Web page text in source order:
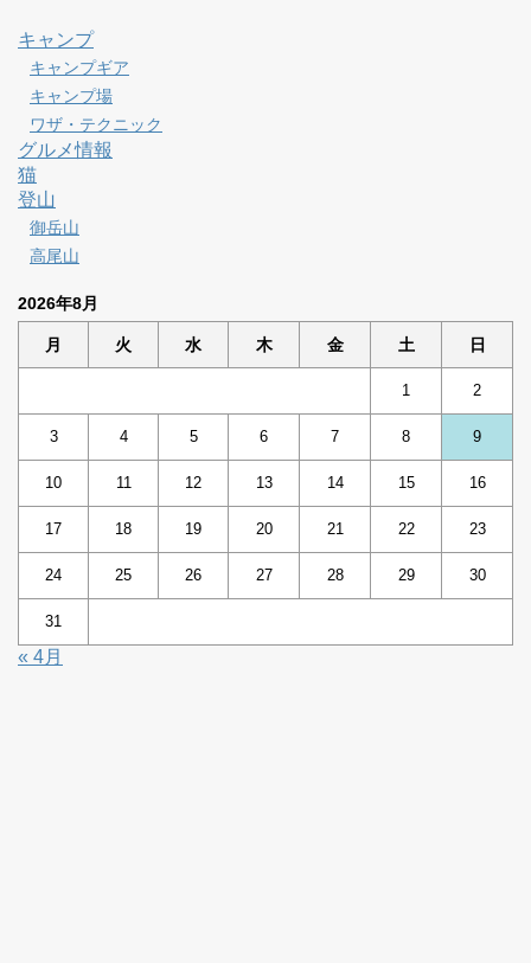
キャンプ
キャンプギア
キャンプ場
ワザ・テクニック
グルメ情報
猫
登山
御岳山
高尾山
2026年8月
月 火 水 木 金 土 日
1 2
3 4 5 6 7 8 9
10 11 12 13 14 15 16
17 18 19 20 21 22 23
24 25 26 27 28 29 30
31
« 4月